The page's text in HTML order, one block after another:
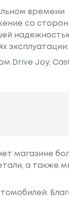
времени
со
эксплуатации.
Drive Joy,
магазине
а также